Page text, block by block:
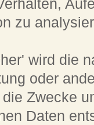
zu
wird die
oder
Zwecke
Daten